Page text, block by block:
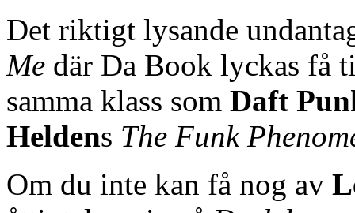
Det riktigt lysande
Me där Da Book lyckas få
samma klass som Daft
Heldens The Funk
Om du inte kan få nog av